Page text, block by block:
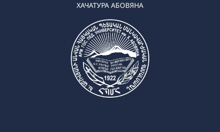
➜ Английский язык и литература
➜ Немецкий язык и литература
➜ Русский язык и литература
ХАЧАТУРА АБОВЯНА